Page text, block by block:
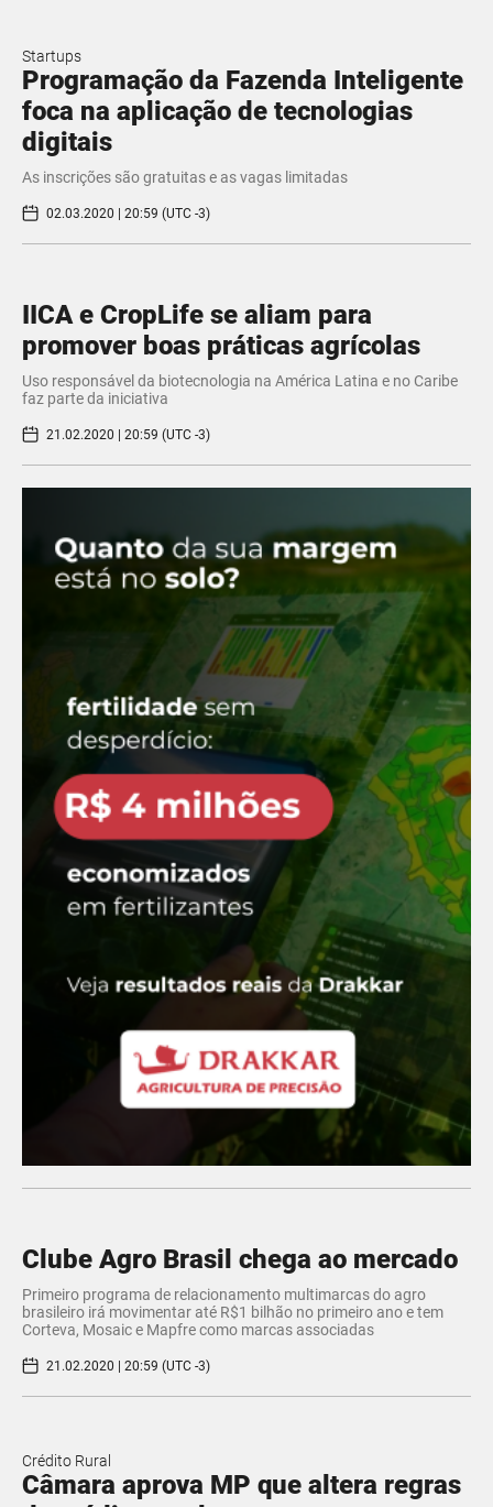
Startups
Programação da Fazenda Inteligente
foca na aplicação de tecnologias
digitais
As inscrições são gratuitas e as vagas limitadas
02.03.2020 | 20:59 (UTC -3)
IICA e CropLife se aliam para
promover boas práticas agrícolas
Uso responsável da biotecnologia na América Latina e no Caribe
faz parte da iniciativa
21.02.2020 | 20:59 (UTC -3)
Clube Agro Brasil chega ao mercado
Primeiro programa de relacionamento multimarcas do agro
brasileiro irá movimentar até R$1 bilhão no primeiro ano e tem
Corteva, Mosaic e Mapfre como marcas associadas
21.02.2020 | 20:59 (UTC -3)
Crédito Rural
Câmara aprova MP que altera regras